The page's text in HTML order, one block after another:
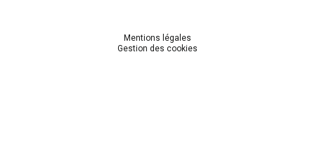
Mentions légales
Gestion des cookies